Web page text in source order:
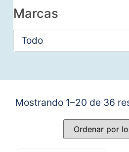
Marcas
Todo
Mostrando 1–20 de 36